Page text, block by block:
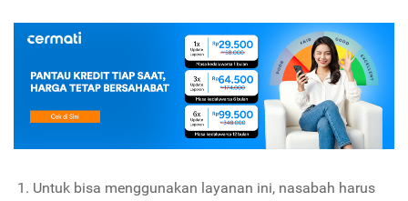
Untuk bisa menggunakan layanan ini, nasabah harus